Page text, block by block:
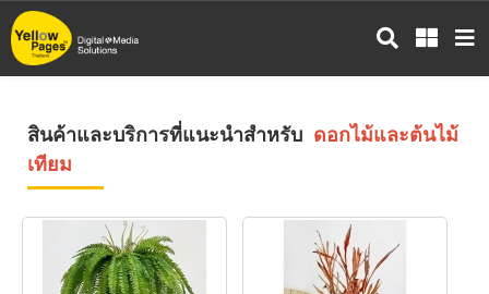
ข้าม
ไป
สินค้าและบริการที่แนะนำสำหรับ ดอกไม้และต้นไม้
เทียม